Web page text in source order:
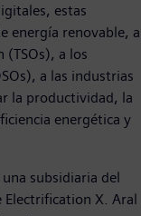
estas
energía renovable, a
(TSOs), a los
a las industrias
la productividad, la
energética y
subsidiaria del
Electrification X. Aral